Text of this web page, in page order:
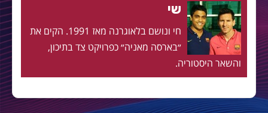
שי
חי ונושם בלאוגרנה מאז 1991. הקים את
״בארסה מאניה״ כפרויקט צד בתיכון,
והשאר היסטוריה.